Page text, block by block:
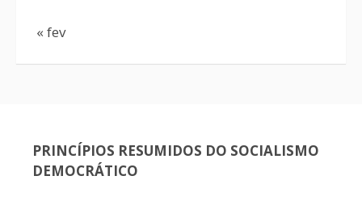
« fev
PRINCÍPIOS RESUMIDOS DO SOCIALISMO
DEMOCRÁTICO